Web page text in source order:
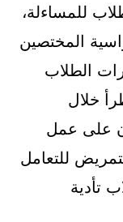
للمساءلة،
المختصين
الطلاب
خلال
على عمل
للتعامل
تأدية